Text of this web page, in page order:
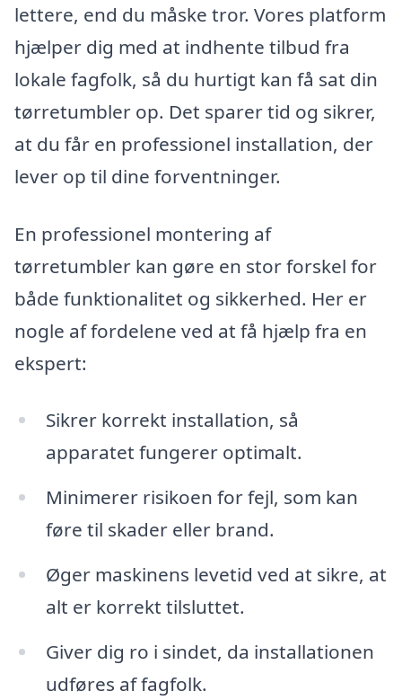
lettere, end du måske tror. Vores platform
hjælper dig med at indhente tilbud fra
lokale fagfolk, så du hurtigt kan få sat din
tørretumbler op. Det sparer tid og sikrer,
at du får en professionel installation, der
lever op til dine forventninger.
En professionel montering af
tørretumbler kan gøre en stor forskel for
både funktionalitet og sikkerhed. Her er
nogle af fordelene ved at få hjælp fra en
ekspert:
Sikrer korrekt installation, så
apparatet fungerer optimalt.
Minimerer risikoen for fejl, som kan
føre til skader eller brand.
Øger maskinens levetid ved at sikre, at
alt er korrekt tilsluttet.
Giver dig ro i sindet, da installationen
udføres af fagfolk.